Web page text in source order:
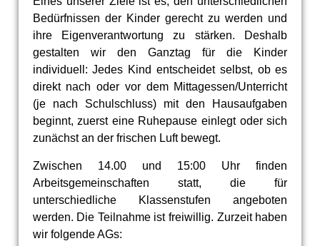
Bedürfnissen der Kinder gerecht zu werden und
ihre Eigenverantwortung zu stärken. Deshalb
gestalten wir den Ganztag für die Kinder
individuell: Jedes Kind entscheidet selbst, ob es
direkt nach oder vor dem Mittagessen/Unterricht
(je nach Schulschluss) mit den Hausaufgaben
beginnt, zuerst eine Ruhepause einlegt oder sich
zunächst an der frischen Luft bewegt.
Zwischen 14.00 und 15:00 Uhr finden
Arbeitsgemeinschaften statt, die für
unterschiedliche Klassenstufen angeboten
werden. Die Teilnahme ist freiwillig. Zurzeit haben
wir folgende AGs: